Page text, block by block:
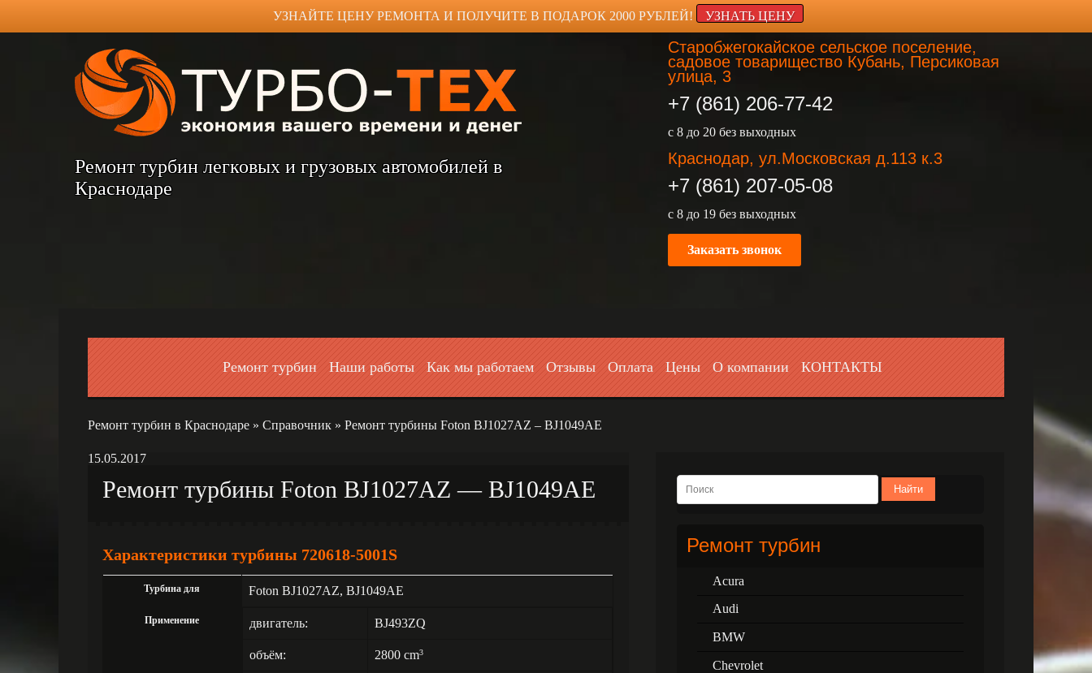
УЗНАЙТЕ ЦЕНУ РЕМОНТА И ПОЛУЧИТЕ В ПОДАРОК 2000 РУБЛЕЙ! УЗНАТЬ ЦЕНУ
Ремонт турбин легковых и грузовых автомобилей в
Краснодаре
Старобжегокайское сельское поселение,
садовое товарищество Кубань, Персиковая
улица, 3
+7 (861) 206-77-42
с 8 до 20 без выходных
Краснодар, ул.Московская д.113 к.3
+7 (861) 207-05-08
с 8 до 19 без выходных
Заказать звонок
Ремонт турбин Наши работы Как мы работаем Отзывы Оплата Цены О компании КОНТАКТЫ
Ремонт турбин в Краснодаре » Справочник » Ремонт турбины Foton BJ1027AZ – BJ1049AE
15.05.2017
Ремонт турбины Foton BJ1027AZ — BJ1049AE
Характеристики турбины 720618-5001S
Турбина для Foton BJ1027AZ, BJ1049AE
Применение двигатель: BJ493ZQ
объём: 2800 cm3
Найти
Ремонт турбин
Acura
Audi
BMW
Chevrolet